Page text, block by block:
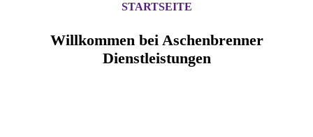
Willkommen bei Aschenbrenner
Dienstleistungen
STARTSEITE